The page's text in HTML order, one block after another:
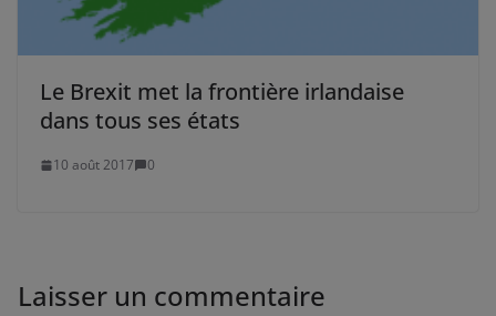
Le Brexit met la frontière irlandaise
dans tous ses états
10 août 2017 0
Laisser un commentaire